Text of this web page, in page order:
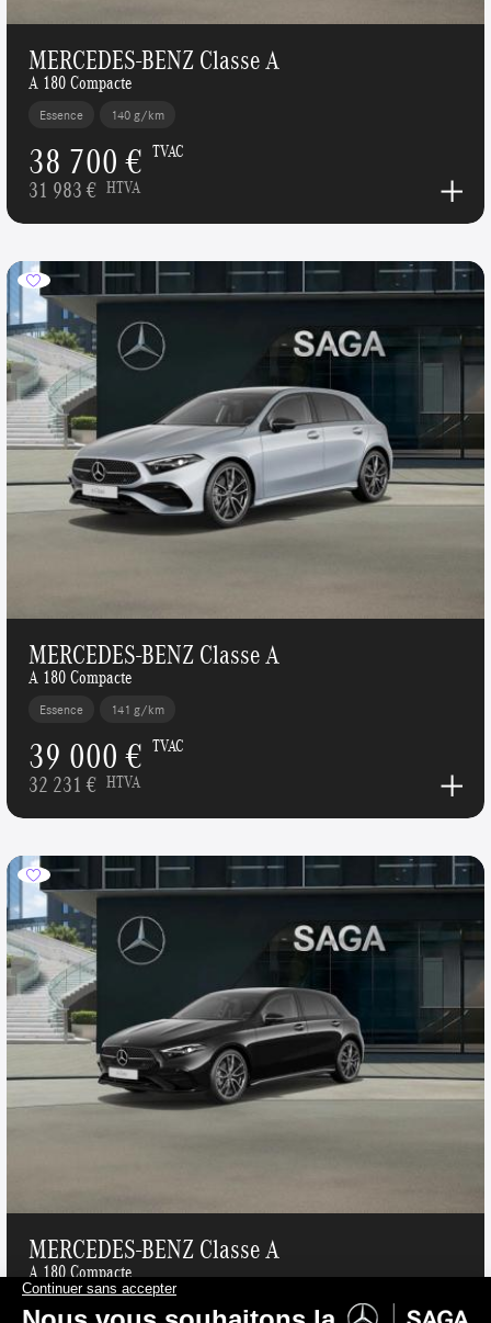
MERCEDES-BENZ Classe A
A 180 Compacte
Essence 140 g/km
38 700 € TVAC
31 983 € HTVA
MERCEDES-BENZ Classe A
A 180 Compacte
Essence 141 g/km
39 000 € TVAC
32 231 € HTVA
MERCEDES-BENZ Classe A
A 180 Compacte